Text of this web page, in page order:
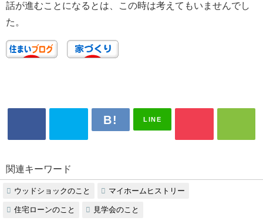
話が進むことになるとは、この時は考えてもいませんでし
た。
LINE
関連キーワード
ウッドショックのこと マイホームヒストリー
住宅ローンのこと 見学会のこと